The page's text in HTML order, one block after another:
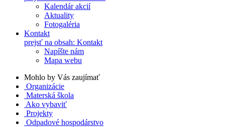
Kalendár akcií
Aktuality
Fotogaléria
Kontakt
prejsť na obsah: Kontakt
Napíšte nám
Mapa webu
Mohlo by Vás zaujímať
Organizácie
Materská škola
Ako vybaviť
Projekty
Odpadové hospodárstvo